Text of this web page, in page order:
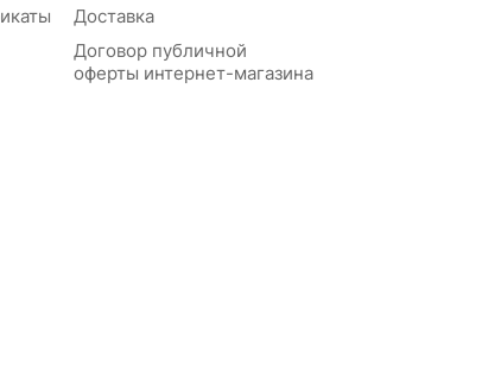
Доставка
Договор публичной
оферты интернет-магазина